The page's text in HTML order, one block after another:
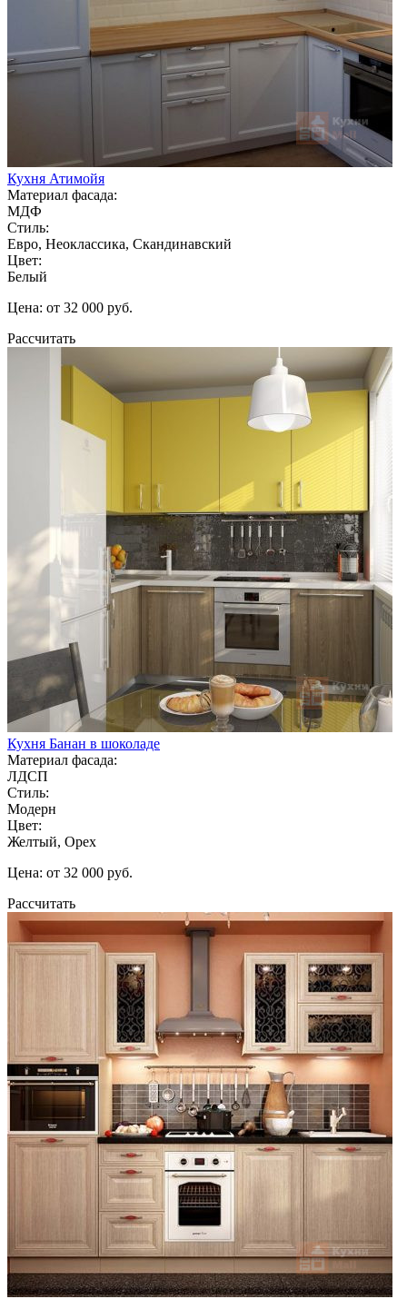
Кухня Атимойя
Материал фасада:
МДФ
Стиль:
Евро, Неоклассика, Скандинавский
Цвет:
Белый
Цена: от 32 000 руб.
Рассчитать
Кухня Банан в шоколаде
Материал фасада:
ЛДСП
Стиль:
Модерн
Цвет:
Желтый, Орех
Цена: от 32 000 руб.
Рассчитать